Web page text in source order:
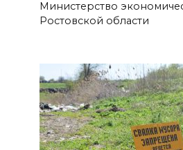
стать городом с
В Ростове на
утонул 43-летний
07 августа 2026 15:06
Министерство
Ростовской области